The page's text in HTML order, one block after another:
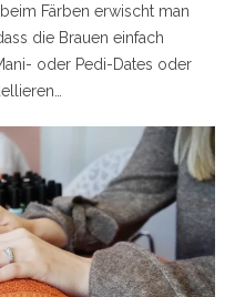
Färben erwischt man
die Brauen einfach
oder Pedi-Dates oder